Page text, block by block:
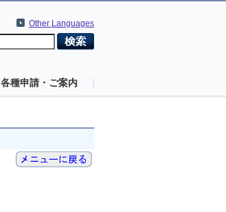
Other Languages
各種申請・ご案内